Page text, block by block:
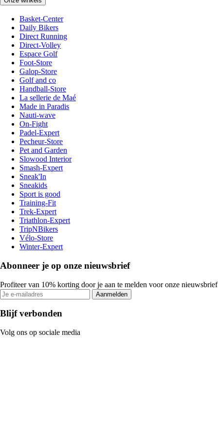
Basket-Center
Daily Bikers
Direct Running
Direct-Volley
Espace Golf
Foot-Store
Galop-Store
Golf and co
Handball-Store
La sellerie de Maé
Made in Paradis
Nauti-wave
On-Fight
Padel-Expert
Pecheur-Store
Pet and Garden
Slowood Interior
Smash-Expert
Sneak'In
Sneakids
Sport is good
Training-Fit
Trek-Expert
Triathlon-Expert
TripNBikers
Vélo-Store
Winter-Expert
Abonneer je op onze nieuwsbrief
Profiteer van 10% korting door je aan te melden voor onze nieuwsbrief
Aanmelden
Blijf verbonden
Volg ons op sociale media